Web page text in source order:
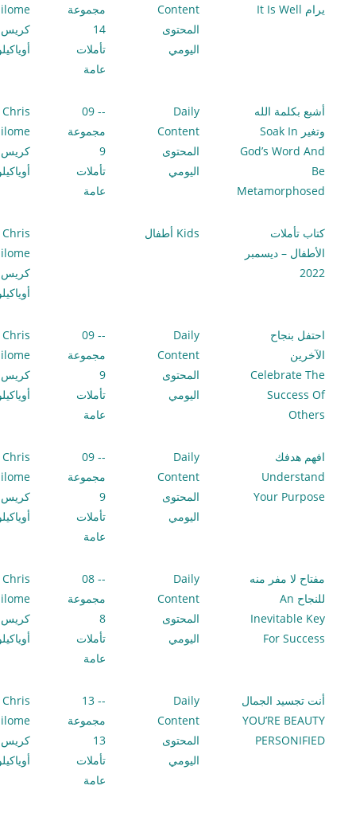
يرام It Is Well
Content
المحتوى
اليومي
مجموعة
14
تأملات
عامة
كريس
أشبع بكلمة الله
وتغير Soak In
God’s Word And
Be
Metamorphosed
Daily
Content
المحتوى
اليومي
-- 09
مجموعة
9
تأملات
عامة
Chris
كريس
كتاب تأملات
الأطفال – ديسمبر
2022
Kids أطفال
Chris
كريس
احتفل بنجاح
الآخرين
Celebrate The
Success Of
Others
Daily
Content
المحتوى
اليومي
-- 09
مجموعة
9
تأملات
عامة
Chris
كريس
افهم هدفك
Understand
Your Purpose
Daily
Content
المحتوى
اليومي
-- 09
مجموعة
9
تأملات
عامة
Chris
كريس
مفتاح لا مفر منه
للنجاح An
Inevitable Key
For Success
Daily
Content
المحتوى
اليومي
-- 08
مجموعة
8
تأملات
عامة
Chris
كريس
أنت تجسيد الجمال
YOU’RE BEAUTY
PERSONIFIED
Daily
Content
المحتوى
اليومي
-- 13
مجموعة
13
تأملات
عامة
Chris
كريس